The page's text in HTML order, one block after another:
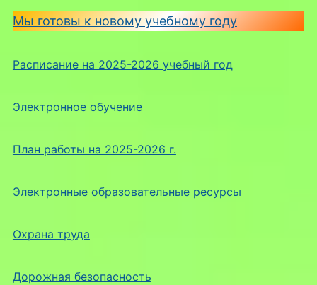
Мы готовы к новому учебному году
Расписание на 2025-2026 учебный год
Электронное обучение
План работы на 2025-2026 г.
Электронные образовательные ресурсы
Охрана труда
Дорожная безопасность